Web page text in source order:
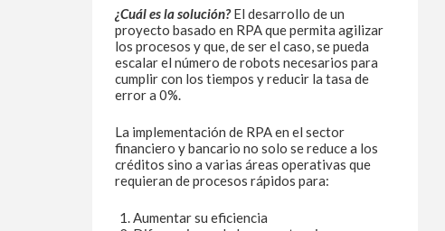
¿Cuál es la solución?El desarrollo de un
proyecto basado en RPA que permita agilizar
los procesos y que, de ser el caso, se pueda
escalar el número de robots necesarios para
cumplir con los tiempos y reducir la tasa de
error a 0%.
La implementación de RPA en el sector
financiero y bancario no solo se reduce a los
créditos sino a varias áreas operativas que
requieran de procesos rápidos para:
Aumentar su eficiencia